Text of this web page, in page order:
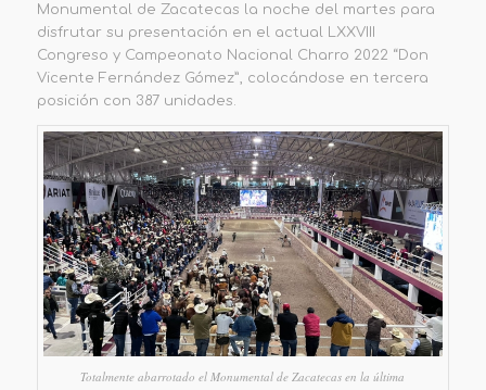
Monumental de Zacatecas la noche del martes para
disfrutar su presentación en el actual LXXVIII
Congreso y Campeonato Nacional Charro 2022 “Don
Vicente Fernández Gómez”, colocándose en tercera
posición con 387 unidades.
Totalmente abarrotado el Monumental de Zacatecas en la última